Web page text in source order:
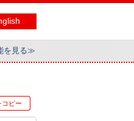
を見る≫
コピー